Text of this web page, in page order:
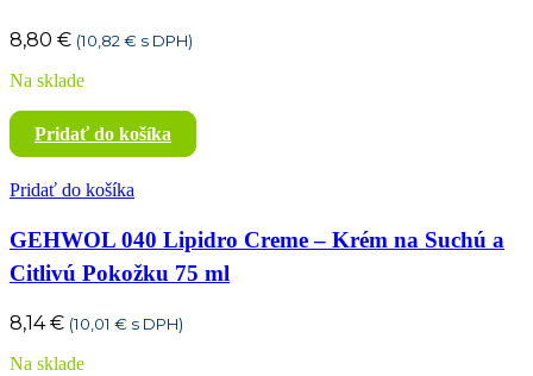
8,80 € (10,82 € s DPH)
Na sklade
Pridať do košíka
Pridať do košíka
GEHWOL 040 Lipidro Creme – Krém na Suchú a
Citlivú Pokožku 75 ml
8,14€ (10,01 € s DPH)
Na sklade